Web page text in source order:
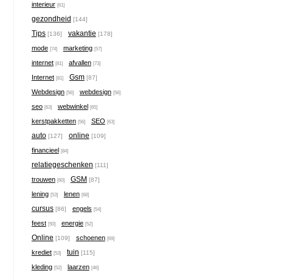
interieur [61]
gezondheid [144]
Tips [136] vakantie [178]
mode [74] marketing [57]
internet [81] afvallen [73]
Internet [81] Gsm [87]
Webdesign [56] webdesign [56]
seo [63] webwinkel [65]
kerstpakketten [56] SEO [63]
auto [127] online [109]
financieel [84]
relatiegeschenken [111]
trouwen [60] GSM [87]
lening [53] lenen [68]
cursus [86] engels [54]
feest [50] energie [52]
Online [109] schoenen [69]
krediet [53] tuin [115]
kleding [52] laarzen [46]